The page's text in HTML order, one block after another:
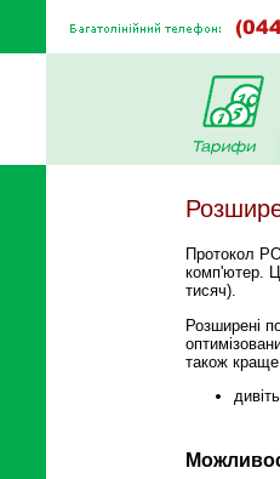
Протокол
комп'ютер.
тисяч).
Розширені
також краще